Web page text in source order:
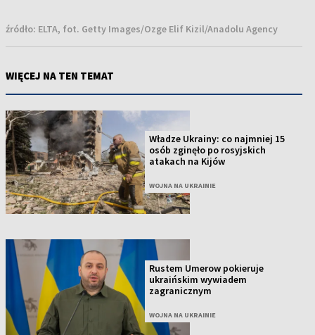
źródło: ELTA, fot. Getty Images/Ozge Elif Kizil/Anadolu Agency
WIĘCEJ NA TEN TEMAT
Władze Ukrainy: co najmniej 15
osób zginęło po rosyjskich
atakach na Kijów
WOJNA NA UKRAINIE
Rustem Umerow pokieruje
ukraińskim wywiadem
zagranicznym
WOJNA NA UKRAINIE